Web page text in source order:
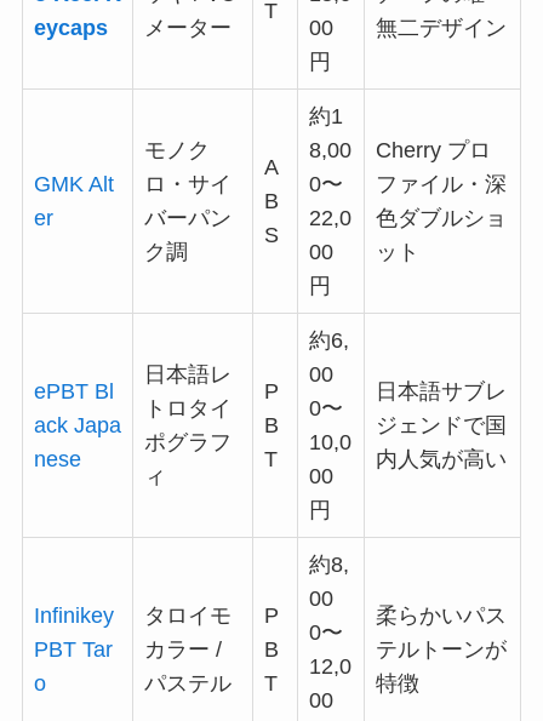
eycaps
メーター
T
00
円
無二デザイン
GMK Alt
er
モノク
ロ・サイ
バーパン
ク調
A
B
S
約1
8,00
0〜
22,0
00
円
Cherry プロ
ファイル・深
色ダブルショ
ット
ePBT Bl
ack Japa
nese
日本語レ
トロタイ
ポグラフ
ィ
P
B
T
約6,
00
0〜
10,0
00
円
日本語サブレ
ジェンドで国
内人気が高い
Infinikey
PBT Tar
o
タロイモ
カラー /
パステル
P
B
T
約8,
00
0〜
12,0
00
柔らかいパス
テルトーンが
特徴